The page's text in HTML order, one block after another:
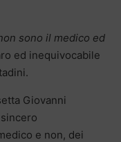
sono il medico ed
ed inequivocabile
Giovanni
e non, dei